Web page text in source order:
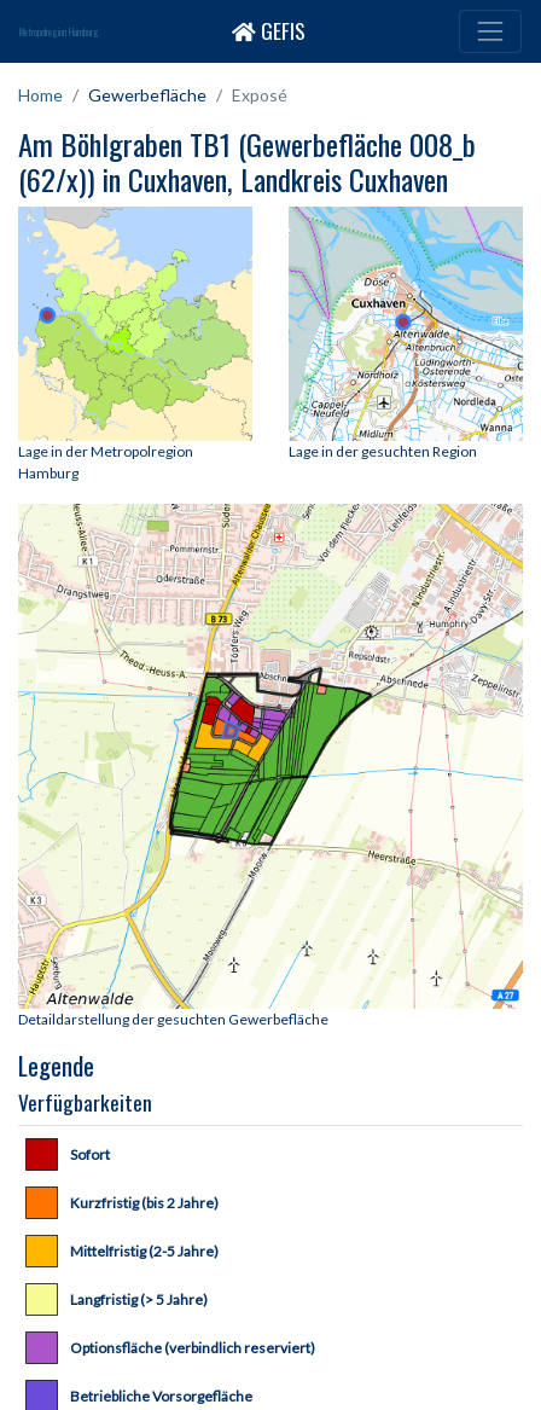
Metropolregion Hamburg GEFIS
Home Gewerbefläche Exposé
Am Böhlgraben TB1 (Gewerbefläche 008_b
(62/x)) in Cuxhaven, Landkreis Cuxhaven
Lage in der Metropolregion
Hamburg
Lage in der gesuchten Region
Detaildarstellung der gesuchten Gewerbefläche
Legende
Verfügbarkeiten
Sofort
Kurzfristig (bis 2 Jahre)
Mittelfristig (2-5 Jahre)
Langfristig (> 5 Jahre)
Optionsfläche (verbindlich reserviert)
Betriebliche Vorsorgefläche